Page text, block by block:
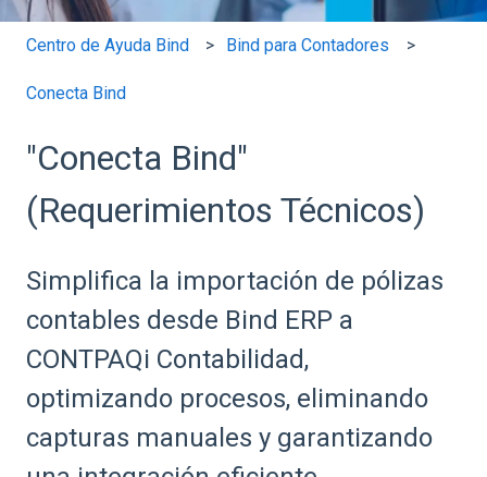
Centro de Ayuda Bind Bind para Contadores
Conecta Bind
"Conecta Bind"
(Requerimientos Técnicos)
Simplifica la importación de pólizas
contables desde Bind ERP a
CONTPAQi Contabilidad,
optimizando procesos, eliminando
capturas manuales y garantizando